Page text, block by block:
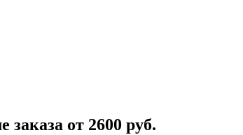
заказа от 2600 руб.